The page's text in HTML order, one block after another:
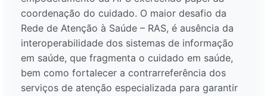
coordenação do cuidado. O maior desafio da
Rede de Atenção à Saúde – RAS, é ausência da
interoperabilidade dos sistemas de informação
em saúde, que fragmenta o cuidado em saúde,
bem como fortalecer a contrarreferência dos
serviços de atenção especializada para garantir